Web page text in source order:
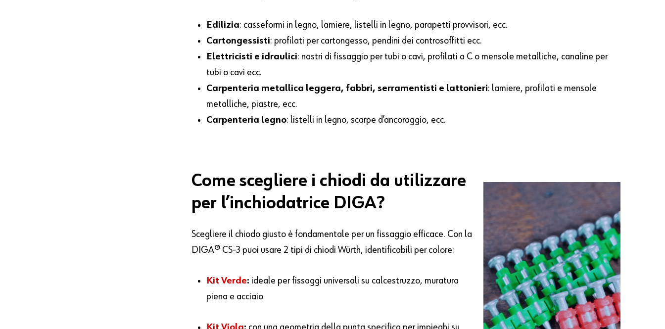
Edilizia: casseformi in legno, lamiere, listelli in legno, parapetti provvisori, ecc.
Cartongessisti: profilati per cartongesso, pendini dei controsoffitti ecc.
Elettricisti e idraulici: nastri di fissaggio per tubi o cavi, profilati a C o mensole metalliche, canaline per
tubi o cavi ecc.
Carpenteria metallica leggera, fabbri, serramentisti e lattonieri: lamiere, profilati e mensole
metalliche, piastre, ecc.
Carpenteria legno: listelli in legno, scarpe d’ancoraggio, ecc.
Come scegliere i chiodi da utilizzare
per l’inchiodatrice DIGA?
Scegliere il chiodo giusto è fondamentale per un fissaggio efficace. Con la
DIGA® CS-3 puoi usare 2 tipi di chiodi Würth, identificabili per colore:
Kit Verde: ideale per fissaggi universali su calcestruzzo, muratura
piena e acciaio